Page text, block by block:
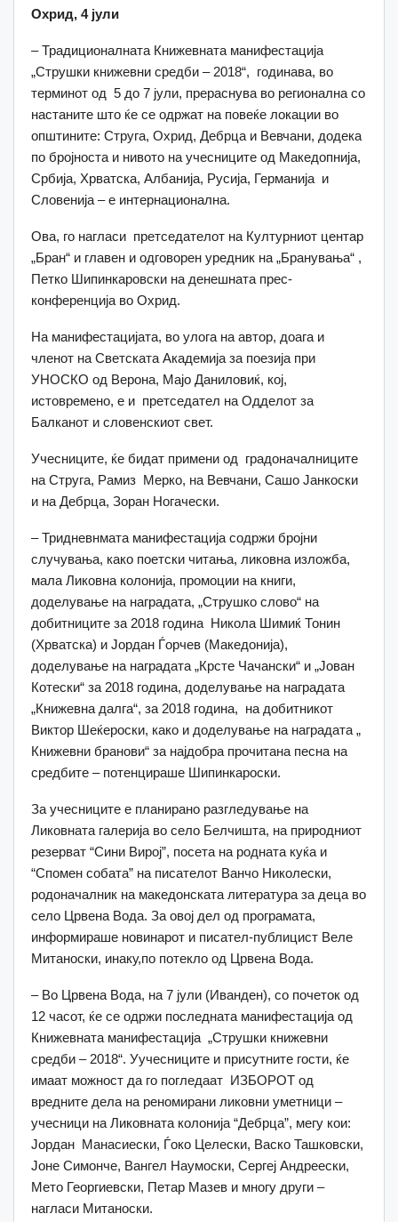
Охрид, 4 јули
– Традиционалната Книжевната манифестација
„Струшки книжевни средби – 2018“, годинава, во
терминот од 5 до 7 јули, прераснува во регионална со
настаните што ќе се одржат на повеќе локации во
општините: Струга, Охрид, Дебрца и Вевчани, додека
по бројноста и нивото на учесниците од Македопнија,
Србија, Хрватска, Албанија, Русија, Германија и
Словенија – е интернационална.
Ова, го нагласи претседателот на Културниот центар
„Бран“ и главен и одговорен уредник на „Бранувања“ ,
Петко Шипинкаровски на денешната прес-
конференција во Охрид.
На манифестацијата, во улога на автор, доага и
членот на Светската Академија за поезија при
УНОСКО од Верона, Мајо Даниловиќ, кој,
истовремено, е и претседател на Одделот за
Балканот и словенскиот свет.
Учесниците, ќе бидат примени од градоначалниците
на Струга, Рамиз Мерко, на Вевчани, Сашо Јанкоски
и на Дебрца, Зоран Ногачески.
– Тридневнмата манифестација содржи бројни
случувања, како поетски читања, ликовна изложба,
мала Ликовна колонија, промоции на книги,
доделување на наградата, „Струшко слово“ на
добитниците за 2018 година Никола Шимиќ Тонин
(Хрватска) и Јордан Ѓорчев (Македонија),
доделување на наградата „Крсте Чачански“ и „Јован
Котески“ за 2018 година, доделување на наградата
„Книжевна далга“, за 2018 година, на добитникот
Виктор Шеќероски, како и доделување на наградата „
Книжевни бранови“ за најдобра прочитана песна на
средбите – потенцираше Шипинкароски.
За учесниците е планирано разгледување на
Ликовната галерија во село Белчишта, на природниот
резерват “Сини Вирој”, посета на родната куќа и
“Спомен собата” на писателот Ванчо Николески,
родоначалник на македонската литература за деца во
село Црвена Вода. За овој дел од програмата,
информираше новинарот и писател-публицист Веле
Митаноски, инаку,по потекло од Црвена Вода.
– Во Црвена Вода, на 7 јули (Иванден), со почеток од
12 часот, ќе се одржи последната манифестација од
Книжевната манифестација „Струшки книжевни
средби – 2018“. Уучесниците и присутните гости, ќе
имаат можност да го погледаат ИЗБОРОТ од
вредните дела на реномирани ликовни уметници –
учесници на Ликовната колонија “Дебрца”, мегу кои:
Јордан Манасиески, Ѓоко Целески, Васко Ташковски,
Јоне Симонче, Вангел Наумоски, Сергеј Андреески,
Мето Георгиевски, Петар Мазев и многу други –
нагласи Митаноски.